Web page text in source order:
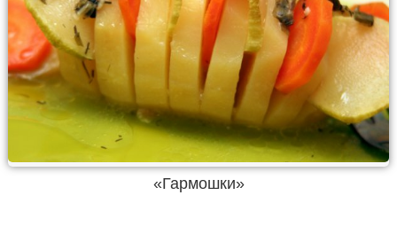
«Гармошки»